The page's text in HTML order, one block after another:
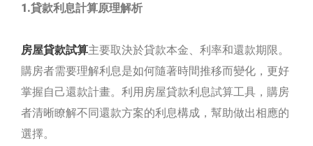
1.貸款利息計算原理解析
房屋貸款試算主要取決於貸款本金、利率和還款期限。
購房者需要理解利息是如何隨著時間推移而變化，更好
掌握自己還款計畫。利用房屋貸款利息試算工具，購房
者清晰瞭解不同還款方案的利息構成，幫助做出相應的
選擇。